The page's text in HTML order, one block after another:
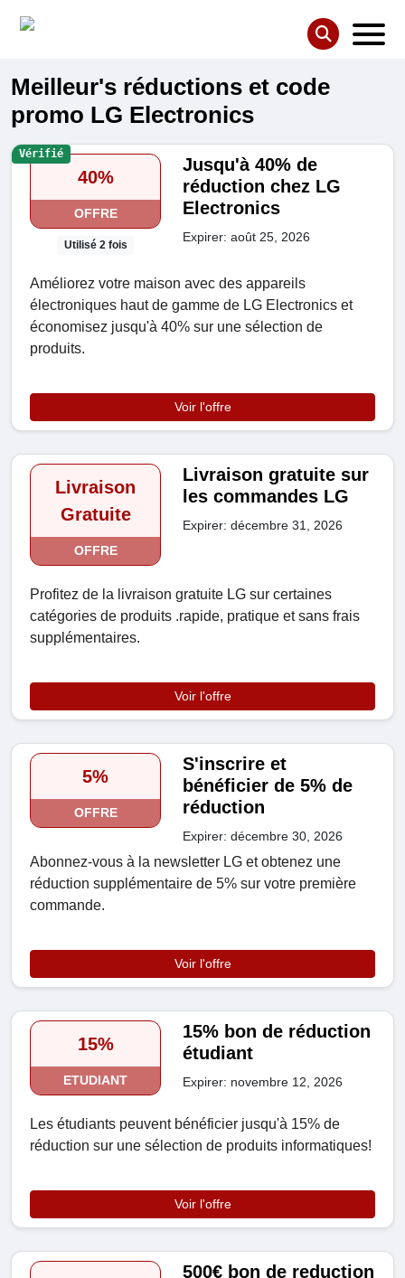
Meilleur's réductions et code
promo LG Electronics
40%
OFFRE
Utilisé 2 fois
Jusqu'à 40% de
réduction chez LG
Electronics
Expirer: août 25, 2026
Améliorez votre maison avec des appareils
électroniques haut de gamme de LG Electronics et
économisez jusqu'à 40% sur une sélection de
produits.
Voir l'offre
Vérifié
Livraison
Gratuite
OFFRE
Livraison gratuite sur
les commandes LG
Expirer: décembre 31, 2026
Profitez de la livraison gratuite LG sur certaines
catégories de produits .rapide, pratique et sans frais
supplémentaires.
Voir l'offre
5%
OFFRE
S'inscrire et
bénéficier de 5% de
réduction
Expirer: décembre 30, 2026
Abonnez-vous à la newsletter LG et obtenez une
réduction supplémentaire de 5% sur votre première
commande.
Voir l'offre
15%
ETUDIANT
15% bon de réduction
étudiant
Expirer: novembre 12, 2026
Les étudiants peuvent bénéficier jusqu'à 15% de
réduction sur une sélection de produits informatiques!
Voir l'offre
500€ bon de reduction